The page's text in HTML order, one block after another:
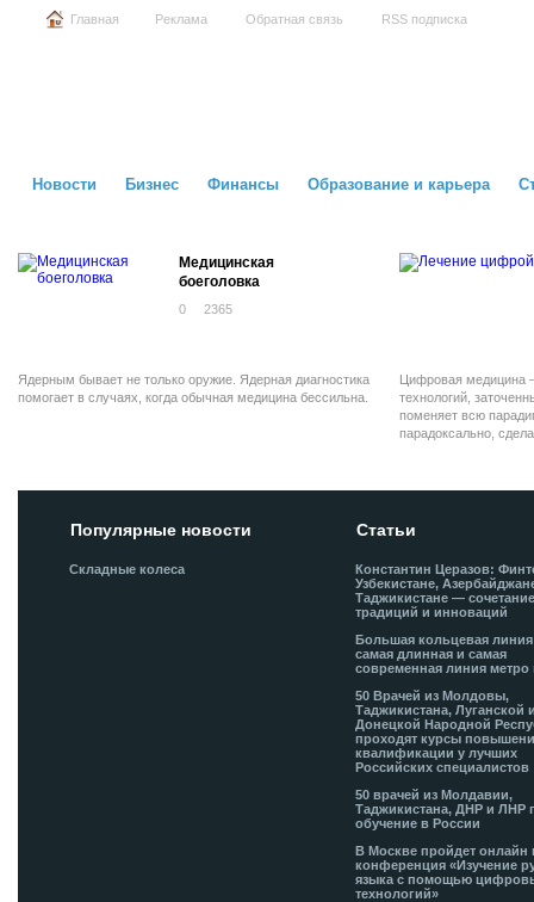
Главная Реклама Обратная связь RSS подписка
Новости Бизнес Финансы Образование и карьера
Медицинская
боеголовка
0 2365
Ядерным бывает не только оружие. Ядерная диагностика
помогает в случаях, когда обычная медицина бессильна.
Цифровая медицина
технологий,
поменяет всю
парадоксально,
Популярные новости
Складные колеса
Статьи
Константин Церазов:
Узбекистане,
Таджикистане —
традиций и инноваций
Большая кольцевая
самая длинная и самая
современная линия метро
50 Врачей из Молдовы,
Таджикистана, Луганской
Донецкой Народной
проходят курсы
квалификации у лучших
Российских специалистов
50 врачей из Молдавии,
Таджикистана, ДНР и ЛНР
обучение в России
В Москве пройдет онлайн
конференция «Изучение
языка с помощью
технологий»